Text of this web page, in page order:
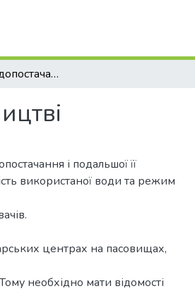
Особливості водопостачання в тваринництві
і подальшої її
використаної води та режим
центрах на пасовищах,
необхідно мати відомості